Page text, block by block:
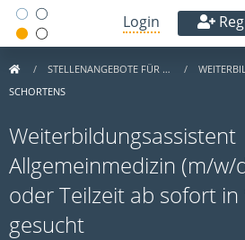
Login
STELLENANGEBOTE FÜR …
SCHORTENS
Weiterbildungsassistent
Allgemeinmedizin (m/w/
oder Teilzeit ab sofort in
gesucht